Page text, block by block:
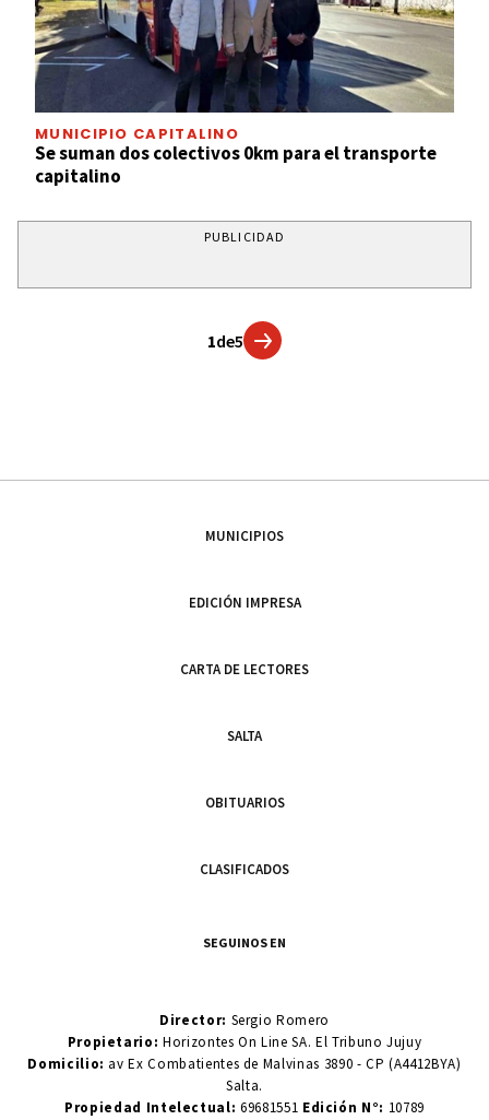
MUNICIPIO CAPITALINO
Se suman dos colectivos 0km para el transporte
capitalino
PUBLICIDAD
1de5
MUNICIPIOS
EDICIÓN IMPRESA
CARTA DE LECTORES
SALTA
OBITUARIOS
CLASIFICADOS
SEGUINOS EN
Director: Sergio Romero
Propietario:Horizontes On Line SA. El Tribuno Jujuy
Domicilio: av Ex Combatientes de Malvinas 3890 - CP (A4412BYA)
Salta.
Propiedad Intelectual: 69681551 Edición N°: 10789